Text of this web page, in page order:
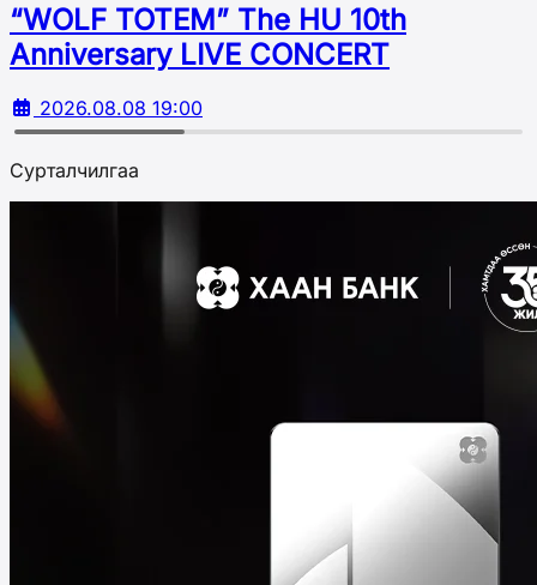
“WOLF TOTEM” The HU 10th
Аnniversary LIVE CONCERT
2026.08.08 19:00
Сурталчилгаа